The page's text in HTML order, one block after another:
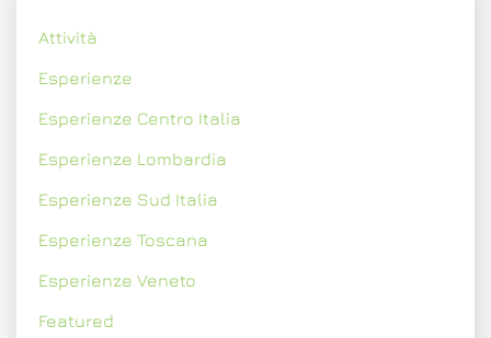
Attività
Esperienze
Esperienze Centro Italia
Esperienze Lombardia
Esperienze Sud Italia
Esperienze Toscana
Esperienze Veneto
Featured